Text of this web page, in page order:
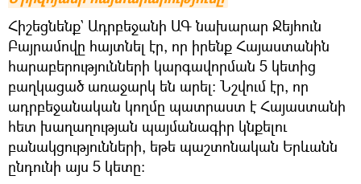
Հիշեցնենք` Ադրբեջանի ԱԳ նախարար Ջեյհուն
Բայրամովը հայտնել էր, որ իրենք Հայաստանին
հարաբերությունների կարգավորման 5 կետից
բաղկացած առաջարկ են արել։ Նշվում էր, որ
ադրբեջանական կողմը պատրաստ է Հայաստանի
հետ խաղաղության պայմանագիր կնքելու
բանակցությունների, եթե պաշտոնական Երևանն
ընդունի այս 5 կետը։